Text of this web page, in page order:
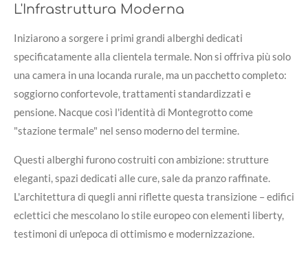
L'Infrastruttura Moderna
Iniziarono a sorgere i primi grandi alberghi dedicati
specificatamente alla clientela termale. Non si offriva più solo
una camera in una locanda rurale, ma un pacchetto completo:
soggiorno confortevole, trattamenti standardizzati e
pensione. Nacque così l'identità di Montegrotto come
"stazione termale" nel senso moderno del termine.
Questi alberghi furono costruiti con ambizione: strutture
eleganti, spazi dedicati alle cure, sale da pranzo raffinate.
L'architettura di quegli anni riflette questa transizione – edifici
eclettici che mescolano lo stile europeo con elementi liberty,
testimoni di un'epoca di ottimismo e modernizzazione.